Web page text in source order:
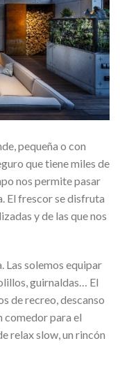
pequeña o con
que tiene miles de
nos permite pasar
El frescor se disfruta
y de las que nos
Las solemos equipar
guirnaldas… El
de recreo, descanso
comedor para el
relax slow, un rincón